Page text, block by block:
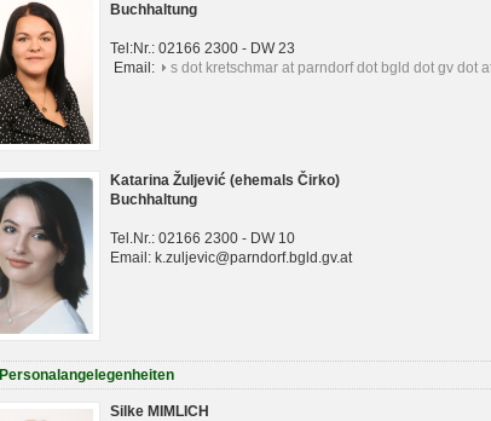
Buchhaltung
Tel:Nr.: 02166 2300 - DW 23
Email:
s dot kretschmar at parndorf dot bgld dot gv dot
Katarina Žuljević (ehemals Čirko)
Buchhaltung
Tel.Nr.: 02166 2300 - DW 10
Email: k.zuljevic@parndorf.bgld.gv.at
Personalangelegenheiten
Silke MIMLICH